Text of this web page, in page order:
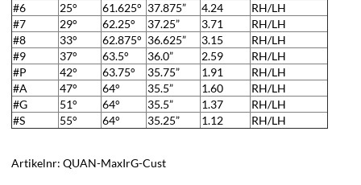
#6
25° 61.625° 37.875” 4.24
RH/LH
#7
29° 62.25° 37.25” 3.71
RH/LH
#8
33° 62.875° 36.625” 3.15
RH/LH
#9
37° 63.5° 36.0” 2.59
RH/LH
#P
42° 63.75° 35.75” 1.91
RH/LH
#A
47° 64° 35.5” 1.60
RH/LH
#G
51° 64° 35.5” 1.37
RH/LH
#S
55° 64° 35.25” 1.12 RH/LH
Artikelnr: QUAN-MaxIrG-Cust